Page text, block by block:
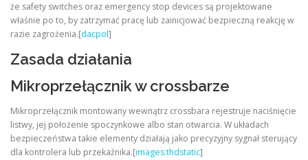
że safety switches oraz emergency stop devices są projektowane
właśnie po to, by zatrzymać pracę lub zainicjować bezpieczną reakcję w
razie zagrożenia.[dacpol]
Zasada działania
Mikroprzełącznik w crossbarze
Mikroprzełącznik montowany wewnątrz crossbara rejestruje naciśnięcie
listwy, jej położenie spoczynkowe albo stan otwarcia. W układach
bezpieczeństwa takie elementy działają jako precyzyjny sygnał sterujący
dla kontrolera lub przekaźnika.[images.thdstatic]